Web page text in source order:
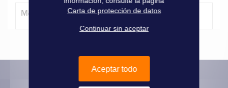
Método de entregaCarta de protección de datos
Continuar sin aceptar
Aceptar todo